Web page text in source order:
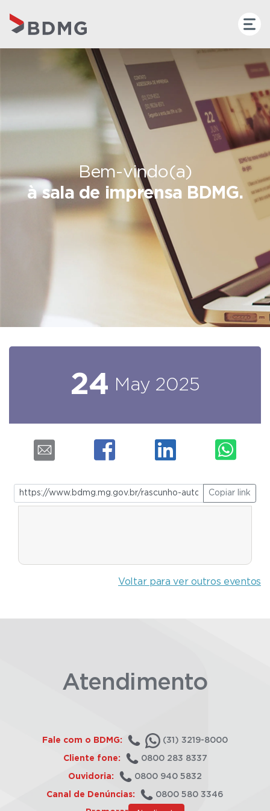
Bem-vindo(a)
à sala de imprensa BDMG.
24 May 2025
Copiar link
Voltar para ver outros eventos
Atendimento
Fale com o BDMG: (31) 3219-8000
Cliente fone: 0800 283 8337
Ouvidoria: 0800 940 5832
Canal de Denúncias: 0800 580 3346